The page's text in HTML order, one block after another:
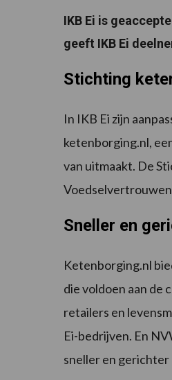
IKB Ei is
geeft IKB Ei
Stichting
In IKB Ei zijn
ketenborging.nl,
van uitmaakt. De
Sneller en
Ketenborging.nl
die voldoen aan de
retailers en
Ei-bedrijven. En
sneller en gerichter